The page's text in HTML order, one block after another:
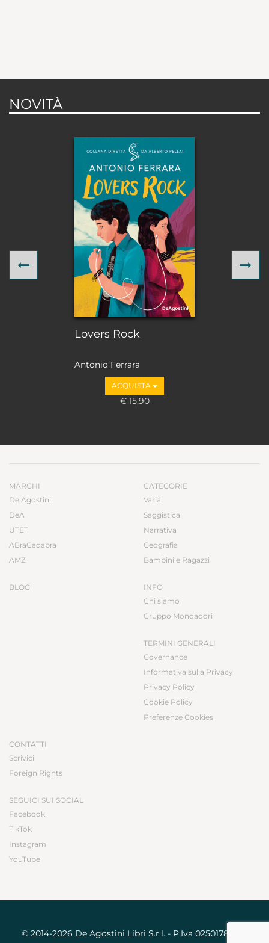
NOVITÀ
Lovers Rock
Antonio Ferrara
ACQUISTA
€ 15,90
Previous
MARCHI
De Agostini
DeA
UTET
ABraCadabra
AMZ
BLOG
CATEGORIE
Varia
Saggistica
Narrativa
Geografia
Bambini e Ragazzi
INFO
Chi siamo
Gruppo Mondadori
TERMINI GENERALI
Governance
Informativa sulla Privacy
Privacy Policy
Cookie Policy
Preferenze Cookies
CONTATTI
Scrivici
Foreign Rights
SEGUICI SUI SOCIAL
Facebook
TikTok
Instagram
YouTube
© 2014-2026 De Agostini Libri S.r.l. - P.Iva 02501780031